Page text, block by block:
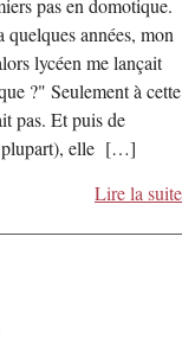
pas en domotique.
quelques années, mon
lycéen me lançait
?" Seulement à cette
pas. Et puis de
plupart), elle […]
Lire la suite